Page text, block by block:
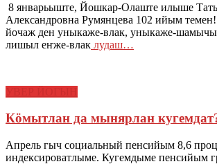
8 январьыште, Йошкар-Олаште илыше
Александровна Румянцева 102 ийым
йочаж ден уныкаже-влак, уныкаже-
лишыл еҥже-влак лудаш…
Кöмытлан да мынярлан
Апрель гыч социальный пенсийым 8,6
индексироватлыме. Кугемдыме пенсийым